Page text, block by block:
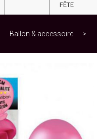
FÊTE
Ballon & accessoire